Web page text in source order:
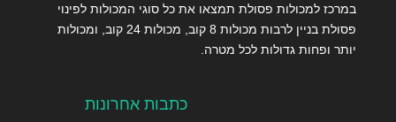
במרכז למכולות פסולת תמצאו את כל סוגי המכולות לפינוי
פסולת בניין לרבות מכולות 8 קוב, מכולות 24 קוב, ומכולות
יותר ופחות גדולות לכל מטרה.
כתבות אחרונות